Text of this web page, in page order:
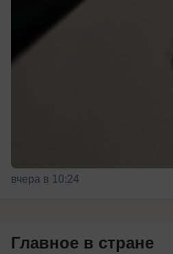
вчера в 10:24
Главное в стране